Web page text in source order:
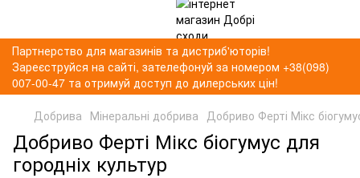
Партнерство для магазинів та дистриб'юторів!
Зареєструйся на сайті, зателефонуй за номером +38(098)
007-00-47 та отримуй доступ до дилерських цін!
Добрива Мінеральні добрива Добриво Ферті Мікс
Добриво Ферті Мікс біогумус для
городніх культур